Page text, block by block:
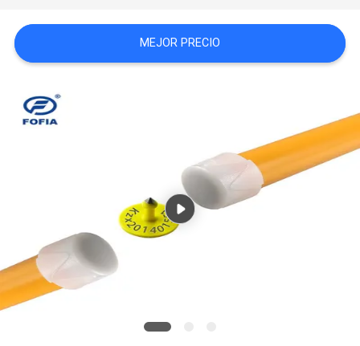
CALIDAD
EN
NOTICIAS
PIDA
MEJOR PRECIO